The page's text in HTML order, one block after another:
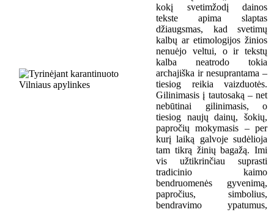
kokį svetimžodį dainos
tekste apima slaptas
džiaugsmas, kad svetimų
kalbų ar etimologijos žinios
nenuėjo veltui, o ir tekstų
kalba neatrodo tokia
archajiška ir nesuprantama –
tiesiog reikia vaizduotės.
Gilinimasis į tautosaką – net
nebūtinai gilinimasis, o
tiesiog naujų dainų, šokių,
papročių mokymasis – per
kurį laiką galvoje sudėlioja
tam tikrą žinių bagažą. Imi
vis užtikrinčiau suprasti
tradicinio kaimo
bendruomenės gyvenimą,
papročius, simbolius,
bendravimo ypatumus,